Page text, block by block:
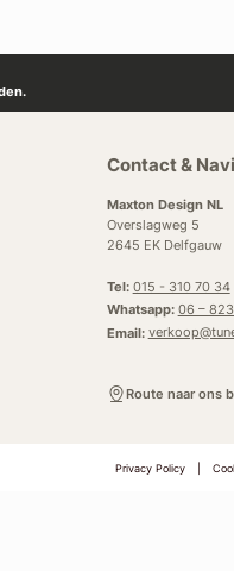
Contact &
Maxton Design NL
Overslagweg 5
2645 EK Delfgauw
Tel: 015 - 310 70 34
Whatsapp: 06 –
Email:
Route naar ons
Privacy Policy